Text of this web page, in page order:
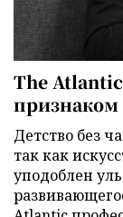
The
признаком
Детство без
так как
уподоблен